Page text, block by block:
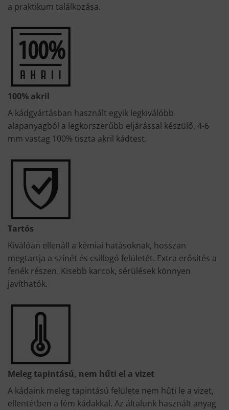
a praktikum találkozása.
100% akril
A kádgyártásban használt egyik legkiválóbb
alapanyagból a legkorszerűbb eljárással készülő, 4-6
mm vastag 100% tiszta akril kádtest.
Tartós
Kiválóan ellenáll a kémiai hatásoknak, hosszan
megtartja a színét és csillogó felületét. Extra erősítés a
fenék részen. Kisebb karcok, sérülések könnyen
javíthatók.
Meleg tapintású, nem hűti el a vizet
A kádaink meleg tapintású felülete nem hűti le a vizet,
ellentétben a fém kádakkal. Az általunk használt anyag